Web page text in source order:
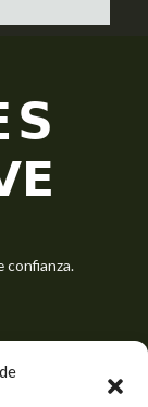
confianza.
del